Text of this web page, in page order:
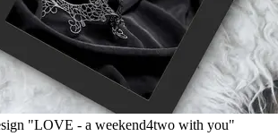
"LOVE - a weekend4two with you"